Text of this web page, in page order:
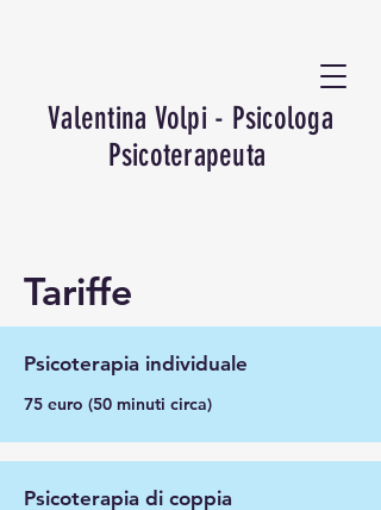
Valentina Volpi - Psicologa
Psicoterapeuta
Tariffe
Psicoterapia individuale
75 euro (50 minuti circa)
Psicoterapia di coppia